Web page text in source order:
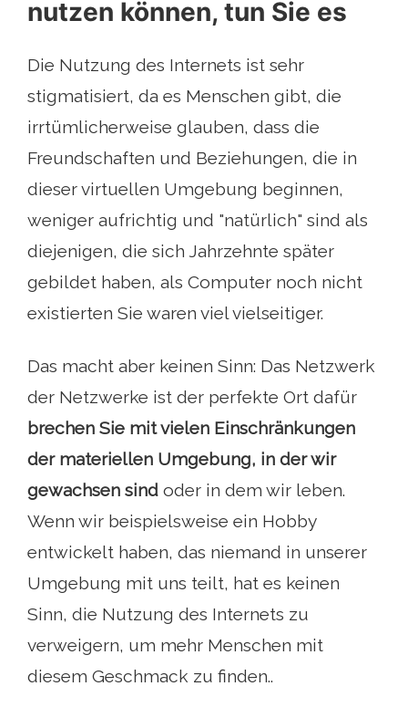
nutzen können, tun Sie es
Die Nutzung des Internets ist sehr
stigmatisiert, da es Menschen gibt, die
irrtümlicherweise glauben, dass die
Freundschaften und Beziehungen, die in
dieser virtuellen Umgebung beginnen,
weniger aufrichtig und "natürlich" sind als
diejenigen, die sich Jahrzehnte später
gebildet haben, als Computer noch nicht
existierten Sie waren viel vielseitiger.
Das macht aber keinen Sinn: Das Netzwerk
der Netzwerke ist der perfekte Ort dafür
brechen Sie mit vielen Einschränkungen
der materiellen Umgebung, in der wir
gewachsen sind oder in dem wir leben.
Wenn wir beispielsweise ein Hobby
entwickelt haben, das niemand in unserer
Umgebung mit uns teilt, hat es keinen
Sinn, die Nutzung des Internets zu
verweigern, um mehr Menschen mit
diesem Geschmack zu finden..